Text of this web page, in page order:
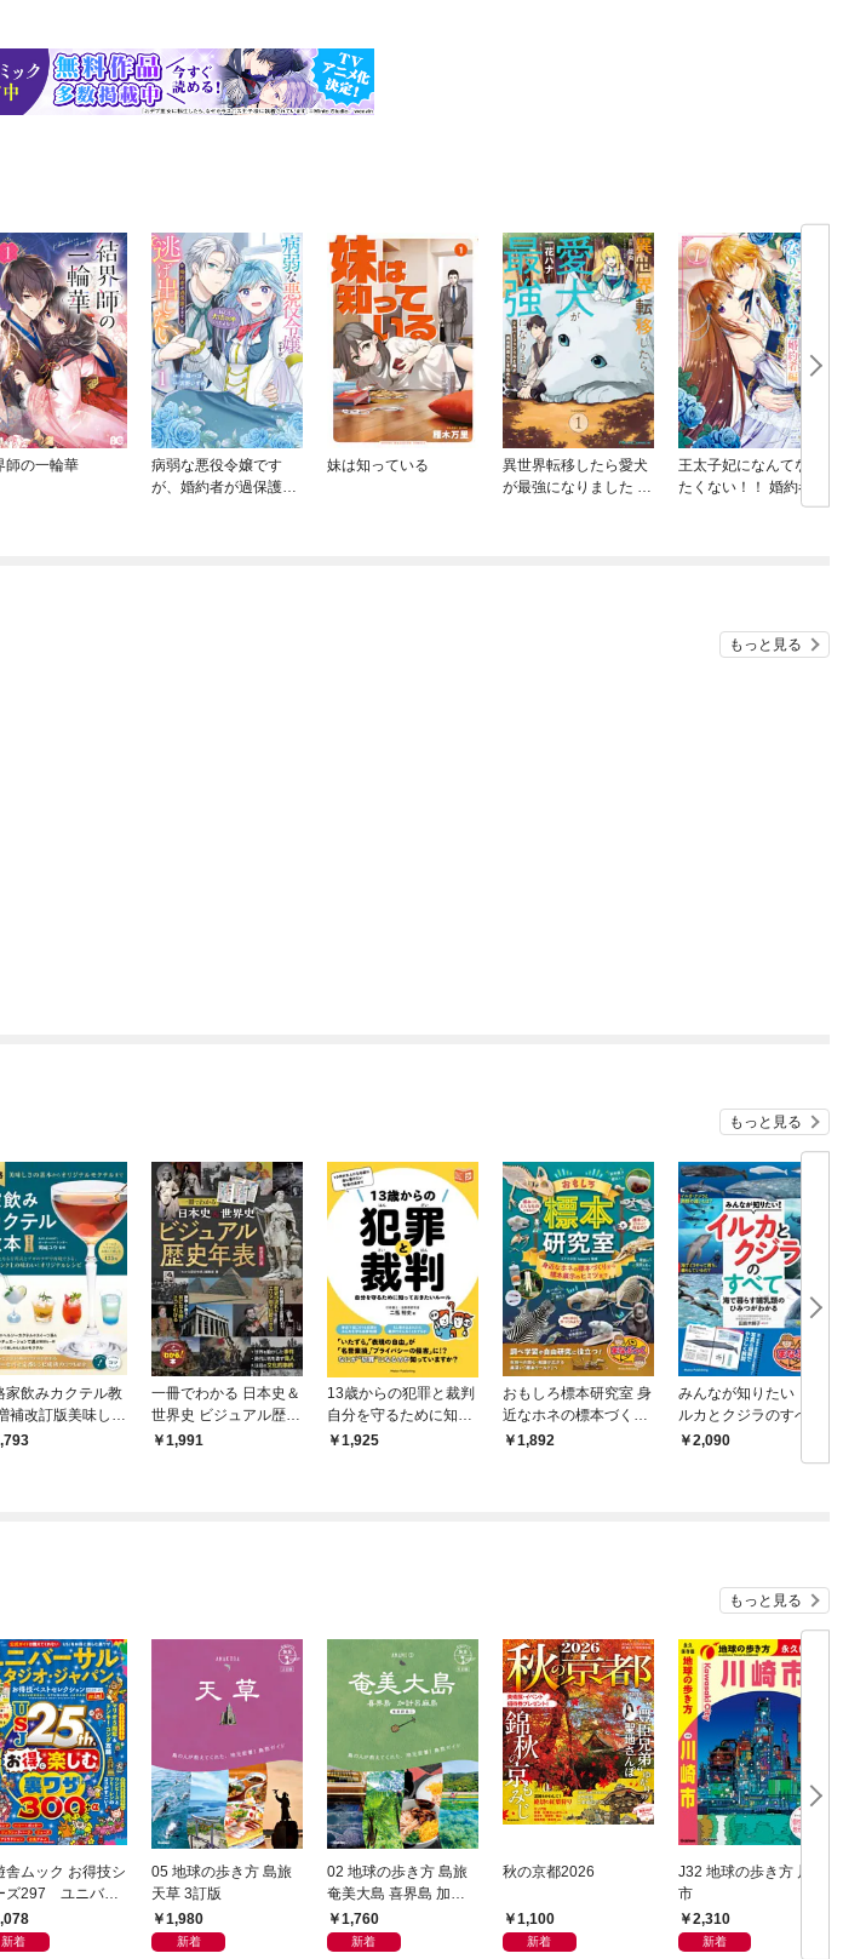
師の一輪華
病弱な悪役令嬢です
が、婚約者が過保護す
妹は知っている
異世界転移したら愛犬
が最強になりました ～
王太子妃になんてなり
たくない！！ 婚約者編
もっと見る
もっと見る
家飲みカクテル教
補改訂版美味しさ
本からオリジナル
一冊でわかる 日本史＆
世界史 ビジュアル歴史
年表 新装改訂版
1,991
13歳からの犯罪と裁判
自分を守るために知っ
ておきたいルール
1,925
おもしろ標本研究室 身
近なホネの標本づくり
から標本展示のヒミツ
1,892
みんなが知りたい！ イ
ルカとクジラのすべて
海で暮らす哺乳類のひ
2,090
もっと見る
舎ムック お得技シ
ズ297 ユニバー
・スタジオ・ジャ
お得技ベストセレ
新着
05 地球の歩き方 島旅
天草 3訂版
1,980
新着
02 地球の歩き方 島旅
奄美大島 喜界島 加計
呂麻島(奄美群島1) 5訂
版
1,760
新着
秋の京都2026
1,100
新着
J32 地球の歩き方 川崎
市
2,310
新着